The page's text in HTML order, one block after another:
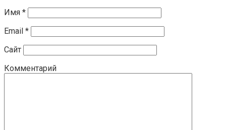
Имя *
Email *
Сайт
Комментарий